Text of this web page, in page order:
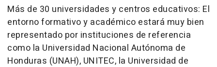
Más de 30 universidades y centros educativos: El
entorno formativo y académico estará muy bien
representado por instituciones de referencia
como la Universidad Nacional Autónoma de
Honduras (UNAH), UNITEC, la Universidad de